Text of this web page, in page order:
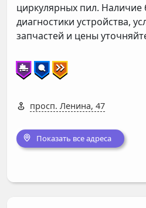
циркулярных пил. Наличие
диагностики устройства,
запчастей и цены
просп. Ленина, 47
Показать все адреса